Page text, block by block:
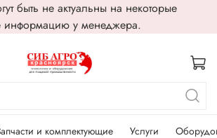
быть не актуальны на некоторые
информацию у менеджера.
и комплектующие Услуги